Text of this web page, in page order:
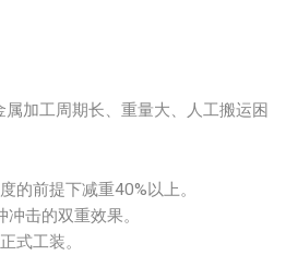
加工周期长、重量大、人工搬运困
的前提下减重40%以上。
击的双重效果。
式工装。